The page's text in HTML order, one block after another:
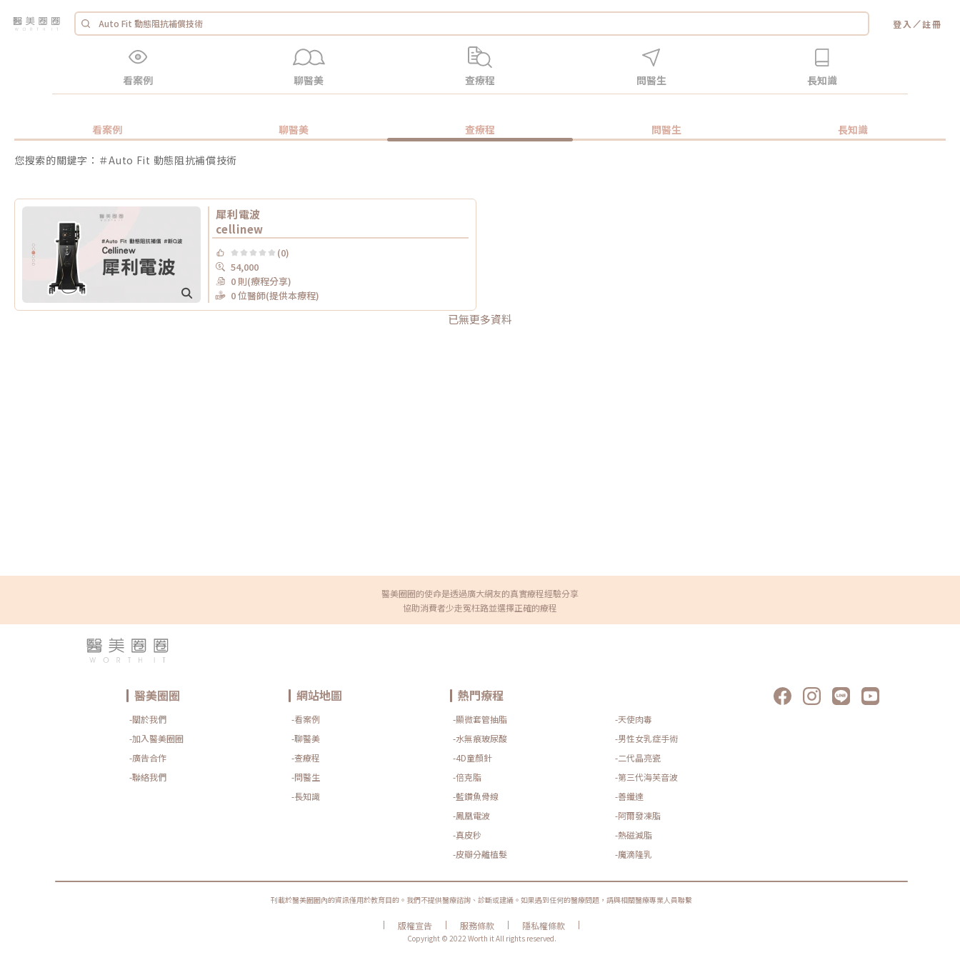
登入 ／註冊
看案例 聊醫美 查療程 問醫生 長知識
看案例 聊醫美 查療程 問醫生 長知識
您搜索的關鍵字：＃Auto Fit 動態阻抗補償技術
犀利電波
cellinew
(0)
54,000
0 則(療程分享)
0 位醫師(提供本療程)
已無更多資料
醫美圈圈的使命是透過廣大網友的真實療程經驗分享
協助消費者少走冤枉路並選擇正確的療程
醫美圈圈
-關於我們
-加入醫美圈圈
-廣告合作
-聯絡我們
網站地圖
-看案例
-聊醫美
-查療程
-問醫生
-長知識
熱門療程
-顯微套管抽脂
-天使肉毒
-水無痕玻尿酸
-男性女乳症手術
-4D童顏針
-二代晶亮瓷
-倍克脂
-第三代海芙音波
-藍鑽魚骨線
-善纖達
-鳳凰電波
-阿爾發凍脂
-真皮秒
-熱磁減脂
-皮瓣分離植髮
-魔滴隆乳
刊載於醫美圈圈內的資訊僅用於教育目的。我們不提供醫療諮詢、診斷或建議。如果遇到任何的醫療問題，請與相關醫療專業人員聯繫
| 版權宣告 | 服務條款 | 隱私權條款
|
Copyright © 2022 Worth it All rights reserved.